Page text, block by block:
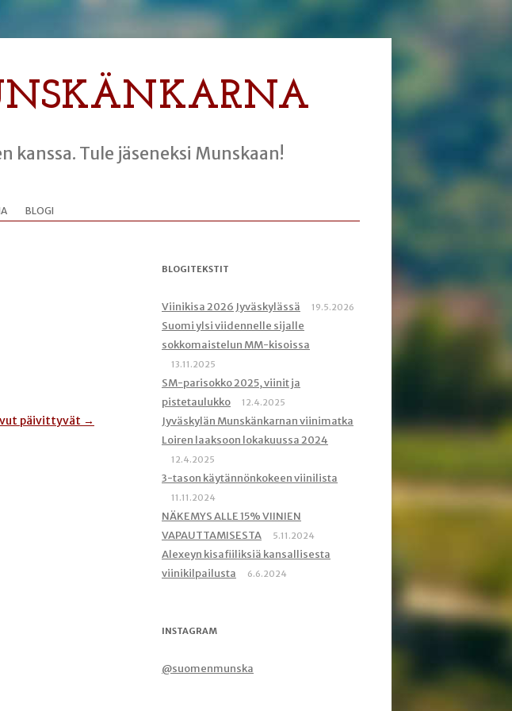
kanssa. Tule jäseneksi Munskaan!
BLOGI
päivittyvät →
BLOGITEKSTIT
Viinikisa 2026 Jyväskylässä 19.5.2026
Suomi ylsi viidennelle sijalle
sokkomaistelun MM-kisoissa
13.11.2025
SM-parisokko 2025, viinit ja
pistetaulukko
12.4.2025
Jyväskylän Munskänkarnan viinimatka
Loiren laaksoon lokakuussa 2024
12.4.2025
3-tason käytännönkokeen viinilista
11.11.2024
NÄKEMYS ALLE 15% VIINIEN
VAPAUTTAMISESTA
5.11.2024
Alexeyn kisafiiliksiä kansallisesta
viinikilpailusta
6.6.2024
INSTAGRAM
@suomenmunska